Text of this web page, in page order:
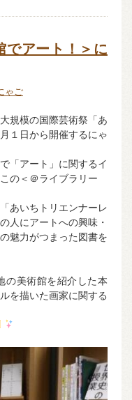
でアート！＞に
ゃご
規模の国際芸術祭「あ
１日から開催するにゃ
「アート」に関するイ
の＜＠ライブラリー
あいちトリエンナーレ
人にアートへの興味・
魅力がつまった図書を
の美術館を紹介した本
を描いた画家に関する